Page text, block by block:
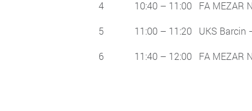
4 10:40 – 11:00 FA MEZAR
5 11:00 – 11:20 UKS
6 11:40 – 12:00 FA